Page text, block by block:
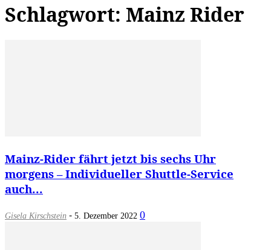
Schlagwort: Mainz Rider
Mainz-Rider fährt jetzt bis sechs Uhr
morgens – Individueller Shuttle-Service
auch...
Gisela Kirschstein - 5. Dezember 2022 0